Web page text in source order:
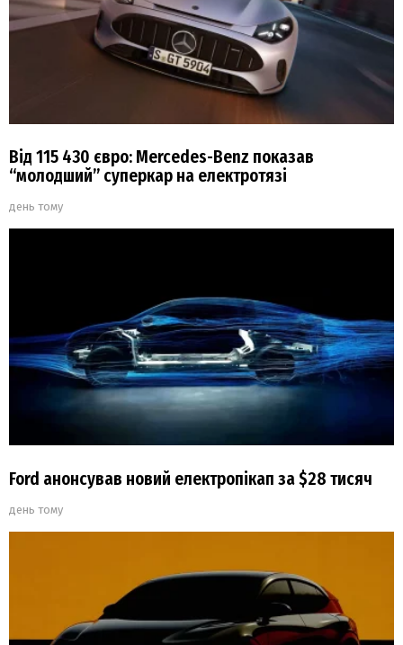
Від 115 430 євро: Mercedes-Benz показав
“молодший” суперкар на електротязі
день тому
Ford анонсував новий електропікап за $28 тисяч
день тому